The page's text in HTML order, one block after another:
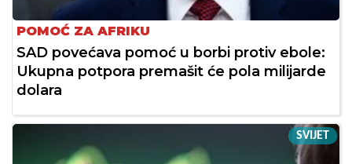
POMOĆ ZA AFRIKU
SAD povećava pomoć u borbi protiv ebole:
Ukupna potpora premašit će pola milijarde
dolara
SVIJET